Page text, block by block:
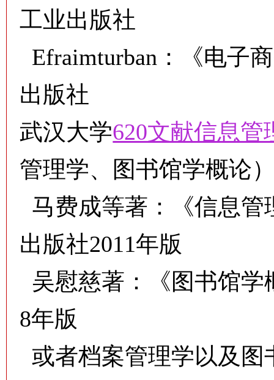
工业出版社
Efraimturban：《电子
出版社
武汉大学620文献信息管
管理学、图书馆学概论
马费成等著：《信息
出版社2011年版
吴慰慈著：《图书馆学
8年版
或者档案管理学以及